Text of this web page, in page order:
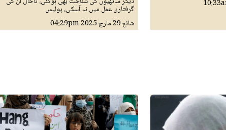
گرفتاری عمل میں نہ آسکی، پولیس
شائع29 مارچ 2025 04:29pm